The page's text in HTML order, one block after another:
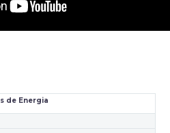
de Energia